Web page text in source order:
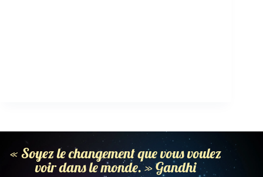
« Soyez le changement que vous voulez
voir dans le monde. » Gandhi